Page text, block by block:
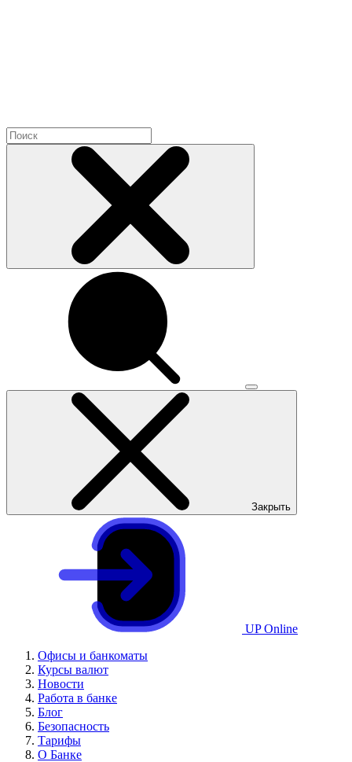
Закрыть
UP Online
Офисы и банкоматы
Курсы валют
Новости
Работа в банке
Блог
Безопасность
Тарифы
О Банке